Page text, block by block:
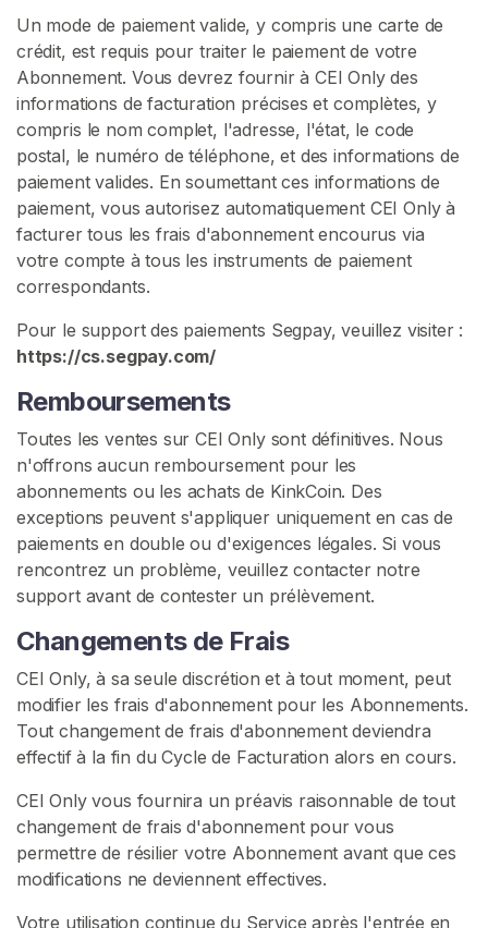
Un mode de paiement valide, y compris une carte de
crédit, est requis pour traiter le paiement de votre
Abonnement. Vous devrez fournir à CEI Only des
informations de facturation précises et complètes, y
compris le nom complet, l'adresse, l'état, le code
postal, le numéro de téléphone, et des informations de
paiement valides. En soumettant ces informations de
paiement, vous autorisez automatiquement CEI Only à
facturer tous les frais d'abonnement encourus via
votre compte à tous les instruments de paiement
correspondants.
Pour le support des paiements Segpay, veuillez visiter :
https://cs.segpay.com/
Remboursements
Toutes les ventes sur CEI Only sont définitives. Nous
n'offrons aucun remboursement pour les
abonnements ou les achats de KinkCoin. Des
exceptions peuvent s'appliquer uniquement en cas de
paiements en double ou d'exigences légales. Si vous
rencontrez un problème, veuillez contacter notre
support avant de contester un prélèvement.
Changements de Frais
CEI Only, à sa seule discrétion et à tout moment, peut
modifier les frais d'abonnement pour les Abonnements.
Tout changement de frais d'abonnement deviendra
effectif à la fin du Cycle de Facturation alors en cours.
CEI Only vous fournira un préavis raisonnable de tout
changement de frais d'abonnement pour vous
permettre de résilier votre Abonnement avant que ces
modifications ne deviennent effectives.
Votre utilisation continue du Service après l'entrée en
e
D
p
e
m
F
e
d
m
I
T
r
a
s
C
E
I
R
E
C
H
R